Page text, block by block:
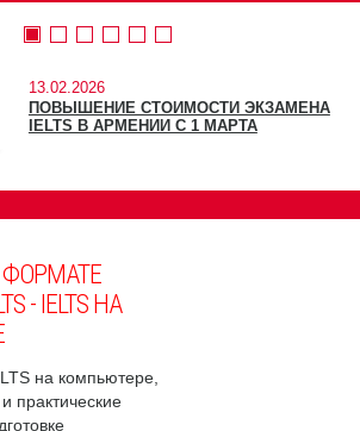
13.02.2026
ПОВЫШЕНИЕ СТОИМОСТИ ЭКЗАМЕНА
IELTS В АРМЕНИИ С 1 МАРТА
- IELTS НА
на компьютере,
практические